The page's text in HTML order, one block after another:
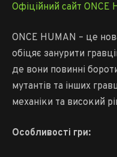
Офіційний сайт ONCE
ONCE HUMAN – це
обіцяє занурити
де вони повинні
мутантів та інших
механіки та високий
Особливості гри: